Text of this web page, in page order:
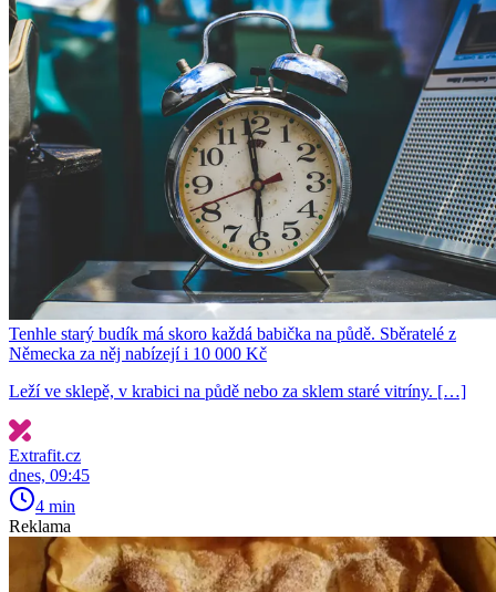
Tenhle starý budík má skoro každá babička na půdě. Sběratelé z
Německa za něj nabízejí i 10 000 Kč
Leží ve sklepě, v krabici na půdě nebo za sklem staré vitríny. […]
Extrafit.cz
dnes, 09:45
4 min
Reklama